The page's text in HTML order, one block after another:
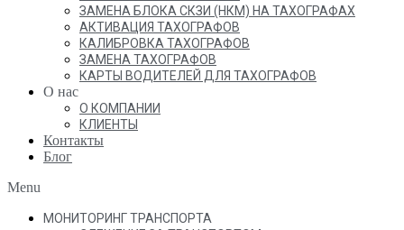
ЗАМЕНА БЛОКА СКЗИ (НКМ) НА ТАХОГРАФАХ
АКТИВАЦИЯ ТАХОГРАФОВ
КАЛИБРОВКА ТАХОГРАФОВ
ЗАМЕНА ТАХОГРАФОВ
КАРТЫ ВОДИТЕЛЕЙ ДЛЯ ТАХОГРАФОВ
О нас
О КОМПАНИИ
КЛИЕНТЫ
Контакты
Блог
Menu
МОНИТОРИНГ ТРАНСПОРТА